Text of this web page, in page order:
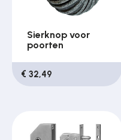
Sierknop voor
poorten
€ 32,49